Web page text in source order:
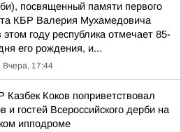
посвященный памяти первого
КБР Валерия Мухамедовича
этом году республика отмечает 85-
его рождения, и...
Вчера, 17:44
Казбек Коков поприветствовал
и гостей Всероссийского дерби на
ипподроме